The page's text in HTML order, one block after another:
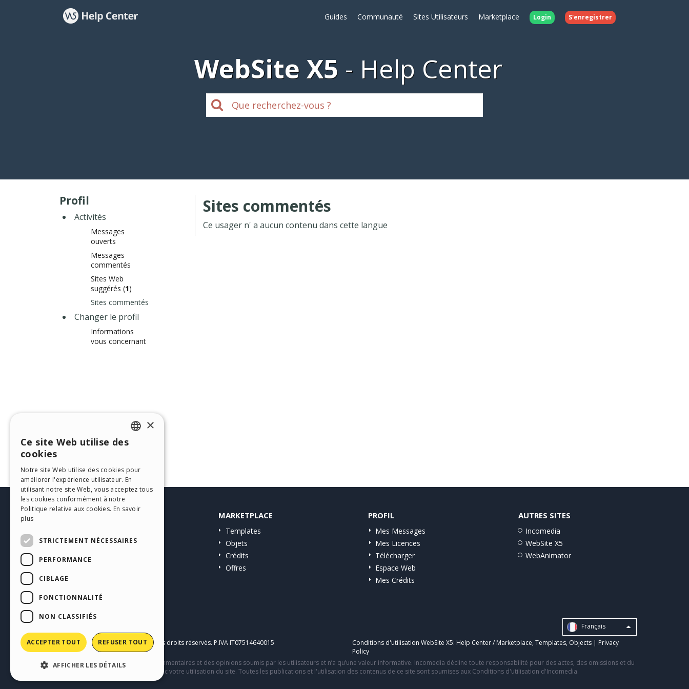
Guides Communauté Sites Utilisateurs Marketplace Login S'enregistrer
WebSite X5 Help Center
Profil
Activités
Messages
ouverts
Messages
commentés
Sites Web
suggérés (1)
Sites commentés
Changer le profil
Informations
vous concernant
Sites commentés
Ce usager n' a aucun contenu dans cette langue
Communauté
Sites Utilisateurs
MARKETPLACE
Templates
Objets
Crédits
Offres
PROFIL
Mes Messages
Mes Licences
Télécharger
Espace Web
Mes Crédits
AUTRES SITES
Incomedia
WebSite X5
WebAnimator
Français
Copyright © 2026Incomedia s.r.l. Tous droits réservés. P.IVA IT07514640015 Conditions d'utilisation WebSite X5: Help Center / Marketplace, Templates, Objects | Privacy
Policy
Ce site contient des contenus, des commentaires et des opinions soumis par les utilisateurs et n’a qu’une valeur informative. Incomedia décline toute responsabilité pour des actes, des omissions et du
comportement de tiers en relation avec votre utilisation du site. Toutes les publications et l'utilisation des contenus de ce site sont soumises aux Conditions d'utilisation d'Incomedia.
ENGLISH
GERMAN
SPANISH
×
Ce site Web utilise des
cookies
Notre site Web utilise des cookies pour
améliorer l'expérience utilisateur. En
utilisant notre site Web, vous acceptez tous
les cookies conformément à notre
Politique relative aux cookies. En savoir
plus
STRICTEMENT NÉCESSAIRES
PERFORMANCE
CIBLAGE
FONCTIONNALITÉ
NON CLASSIFIÉS
ACCEPTER TOUT REFUSER TOUT
AFFICHER LES DÉTAILS